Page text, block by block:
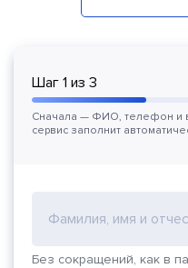
Шаг 1 из 3
Сначала — ФИО, телефон и
сервис заполнит
Фамилия, имя и
Без сокращений, как в